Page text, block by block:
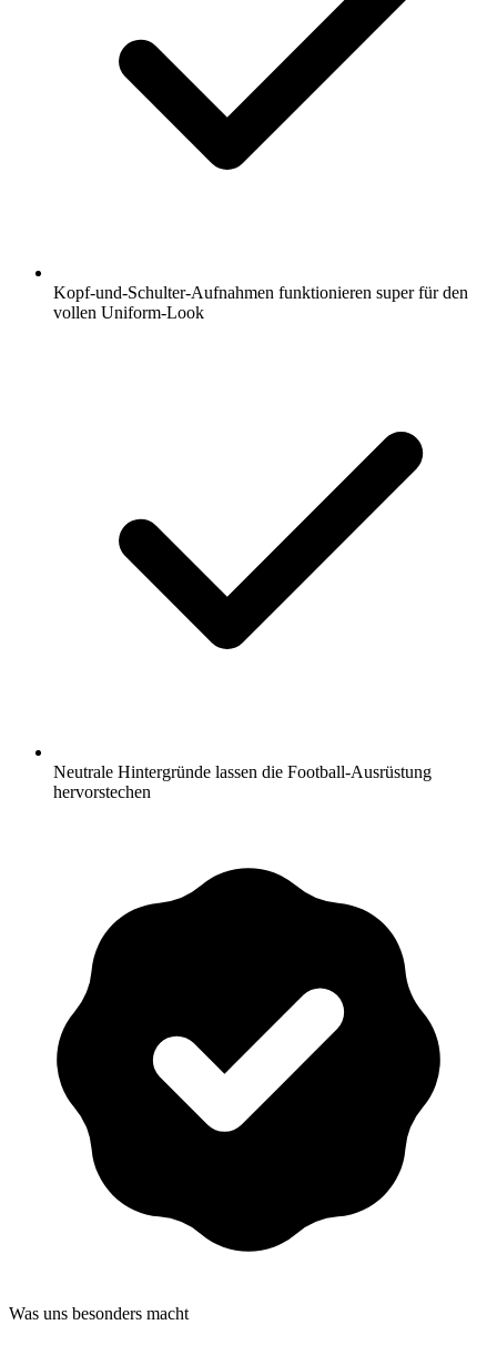
Kopf-und-Schulter-Aufnahmen funktionieren super für den
vollen Uniform-Look
Neutrale Hintergründe lassen die Football-Ausrüstung
hervorstechen
Was uns besonders macht